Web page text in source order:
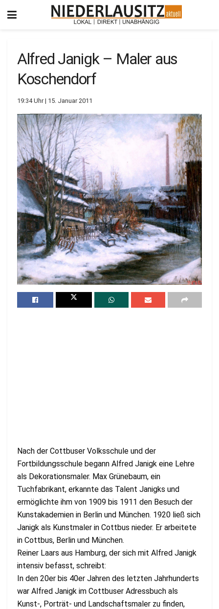
Alfred Janigk – Maler aus
Koschendorf
19:34 Uhr | 15. Januar 2011
Nach der Cottbuser Volksschule und der
Fortbildungsschule begann Alfred Janigk eine Lehre
als Dekorationsmaler. Max Grünebaum, ein
Tuchfabrikant, erkannte das Talent Janigks und
ermöglichte ihm von 1909 bis 1911 den Besuch der
Kunstakademien in Berlin und München. 1920 ließ sich
Janigk als Kunstmaler in Cottbus nieder. Er arbeitete
in Cottbus, Berlin und München.
Reiner Laars aus Hamburg, der sich mit Alfred Janigk
intensiv befasst, schreibt:
In den 20er bis 40er Jahren des letzten Jahrhunderts
war Alfred Janigk im Cottbuser Adressbuch als
Kunst-, Porträt- und Landschaftsmaler zu finden,